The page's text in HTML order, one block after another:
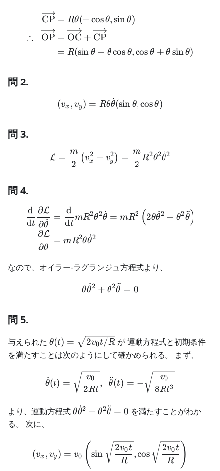
\begin{aligned}
CP
∴ OP
= Rθ(− cosθ,sinθ)
= OC + CP
= R(sin θ − θ cos θ, cos θ + θ sinθ)
問 2.
\begin{aligned} (v_x,
(vx , vy ) = Rθθ
˙(sin θ,cosθ)
問 3.
\begin{aligned}
L =
2
m
(vx
2 + vy
2) =
2
m
R2θ2θ
˙2
問 4.
\begin{aligned}
dt
d
∂θ
˙
∂L
∂θ
∂L
=
dt
d
mR2θ2θ
˙ = mR2 (2θθ
˙2 + θ2θ
¨)
= mR2θθ
˙2
なので、オイラー-ラグランジュ方程式より、
\begin{aligned} \theta
θθ
˙2 + θ2θ
¨ = 0
問 5.
与えられた \theta(t)
=
R}
θ(t) = 2v0t/R が 運動方程式と初期条件
を満たすことは次のようにして確かめられる。 まず、
\begin{aligned}
θ
˙(t) =
2Rt
v0 , θ
¨(t) = −
8Rt3
v0
より、運動方程式\theta
\ddot{\theta}
= 0
θθ
˙2 + θ2θ
¨ = 0 を満たすことがわか
る。 次に、
\begin{aligned} (v_x,
(vx , vy ) = v0 (sin
R
2v0t
,cos
R
2v0t )